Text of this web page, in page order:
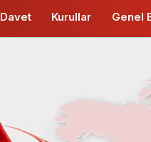
Davet(current)
Kurullar Genel